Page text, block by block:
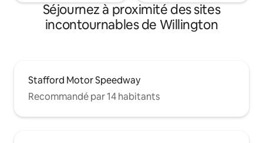
Séjournez à proximité des sites
incontournables de Willington
Stafford Motor Speedway
Recommandé par 14 habitants